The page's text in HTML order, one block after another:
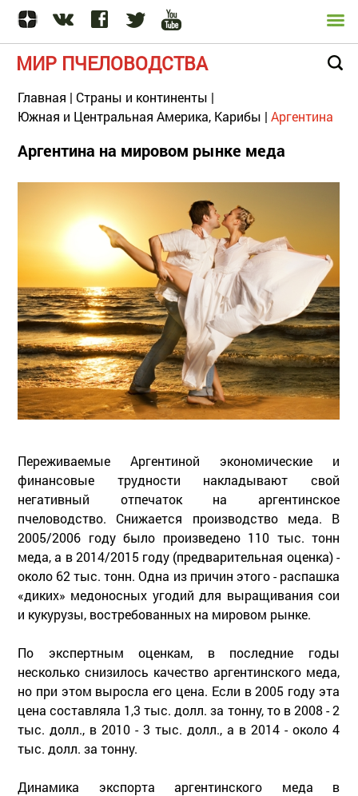
МИР ПЧЕЛОВОДСТВА
Главная | Страны и континенты |
Южная и Центральная Америка, Карибы | Аргентина
Аргентина на мировом рынке меда
Переживаемые Аргентиной экономические и
финансовые трудности накладывают свой
негативный отпечаток на аргентинское
пчеловодство. Снижается производство меда. В
2005/2006 году было произведено 110 тыс. тонн
меда, а в 2014/2015 году (предварительная оценка) -
около 62 тыс. тонн. Одна из причин этого - распашка
«диких» медоносных угодий для выращивания сои
и кукурузы, востребованных на мировом рынке.
По экспертным оценкам, в последние годы
несколько снизилось качество аргентинского меда,
но при этом выросла его цена. Если в 2005 году эта
цена составляла 1,3 тыс. долл. за тонну, то в 2008 - 2
тыс. долл., в 2010 - 3 тыс. долл., а в 2014 - около 4
тыс. долл. за тонну.
Динамика экспорта аргентинского меда в